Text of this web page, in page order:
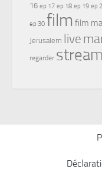
16 ep 17 ep 18 ep 19 ep
ep 30 film film
Jerusalem live
regarder